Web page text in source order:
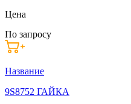
Цена
По запросу
Название
9S8752 ГАЙКА